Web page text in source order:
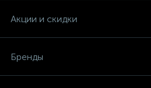
Акции и скидки
Бренды